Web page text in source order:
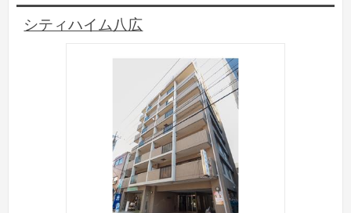
シティハイム八広